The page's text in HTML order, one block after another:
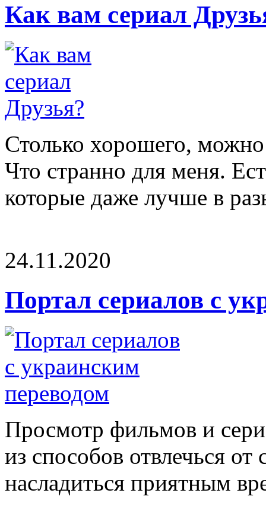
Как вам сериал
Столько хорошего, можно
Что странно для меня.
которые даже лучше в
24.11.2020
Портал сериалов с
Просмотр фильмов и
из способов отвлечься
насладиться приятным